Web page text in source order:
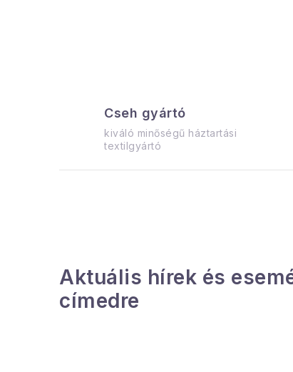
e
Cseh gyártó
kiváló minőségű háztartási
textilgyártó
Aktuális hírek és
címedre